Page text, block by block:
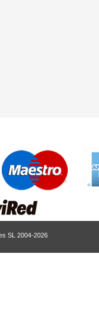
SL 2004-2026